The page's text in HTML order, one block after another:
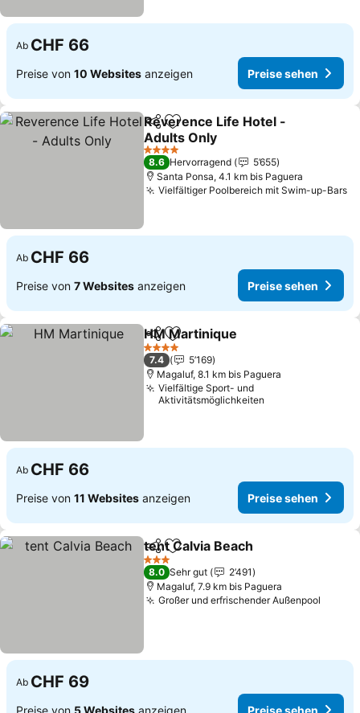
Ab CHF 66
Preise von 10 Websites anzeigen Preise sehen
TeilenZu Favoriten hinzufügen
Reverence Life Hotel -
Adults Only
4 Sterne
8.6 Hervorragend
5’655
Santa Ponsa, 4.1 km bis Paguera
Vielfältiger Poolbereich mit Swim-up-Bars
Ab CHF 66
Preise von 7 Websites anzeigen Preise sehen
TeilenZu Favoriten hinzufügen
HM Martinique
4 Sterne
7.4
5’169
Magaluf, 8.1 km bis Paguera
Vielfältige Sport- und
Aktivitätsmöglichkeiten
Ab CHF 66
Preise von 11 Websites anzeigen Preise sehen
TeilenZu Favoriten hinzufügen
tent Calvia Beach
3 Sterne
8.0 Sehr gut
2’491
Magaluf, 7.9 km bis Paguera
Großer und erfrischender Außenpool
Ab CHF 69
Preise von 5 Websites anzeigen Preise sehen